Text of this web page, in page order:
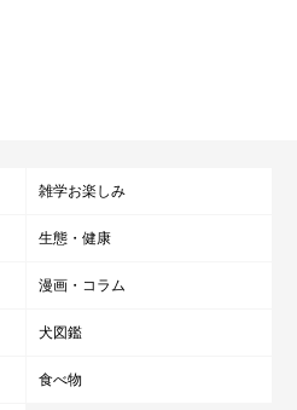
雑学お楽しみ
生態・健康
漫画・コラム
犬図鑑
食べ物